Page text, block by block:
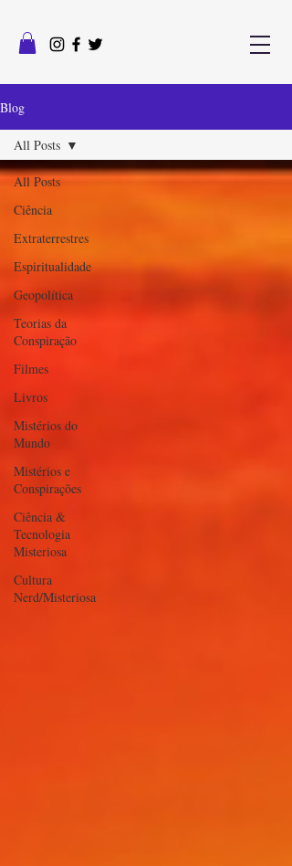
Blog
All Posts
Ciência
Extraterrestres
Espiritualidade
Geopolítica
Teorias da
Conspiração
Filmes
Livros
Mistérios do
Mundo
Mistérios e
Conspirações
Ciência &
Tecnologia
Misteriosa
Cultura
Nerd/Misteriosa
All Posts